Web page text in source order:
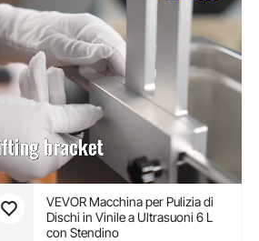
VEVOR Macchina per Pulizia di
Dischi in Vinile a Ultrasuoni 6 L
con Stendino